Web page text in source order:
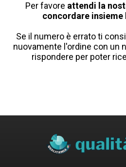
Per favore attendi la
concordare insieme
Se il numero è errato ti
nuovamente l'ordine con un
rispondere per poter